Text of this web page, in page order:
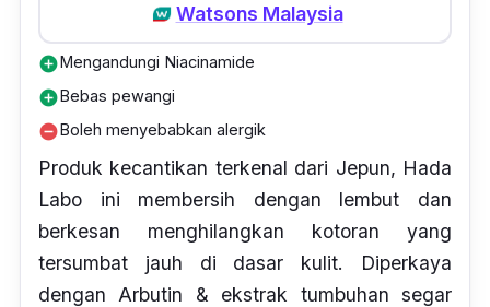
Watsons Malaysia
add_circleMengandungi Niacinamide
add_circleBebas pewangi
remove_circleBoleh menyebabkan alergik
Produk kecantikan terkenal dari Jepun, Hada
Labo ini membersih dengan lembut dan
berkesan menghilangkan kotoran yang
tersumbat jauh di dasar kulit. Diperkaya
dengan Arbutin & ekstrak tumbuhan segar